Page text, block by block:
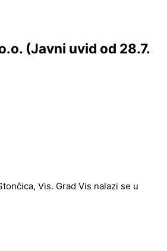
(Javni uvid od 28.7.
Vis. Grad Vis nalazi se u